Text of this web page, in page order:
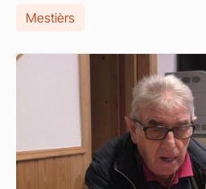
Mestièrs